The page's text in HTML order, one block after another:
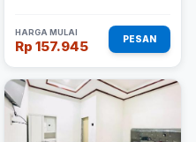
HARGA MULAI
Rp 157.945 PESAN